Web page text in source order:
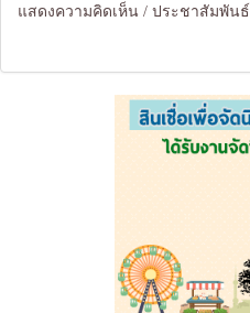
แสดงความคิดเห็น / ประชาสัมพันธ์